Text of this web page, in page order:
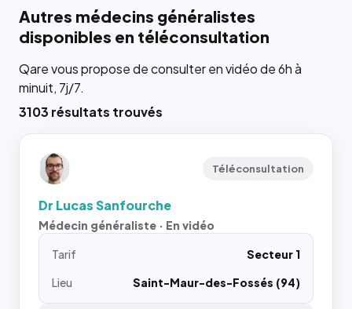
Autres médecins généralistes
disponibles en téléconsultation
Qare vous propose de consulter en vidéo de 6h à
minuit, 7j/7.
3103 résultats trouvés
Téléconsultation
Dr Lucas Sanfourche
Médecin généraliste · En vidéo
Tarif
Secteur 1
Lieu
Saint-Maur-des-Fossés (94)